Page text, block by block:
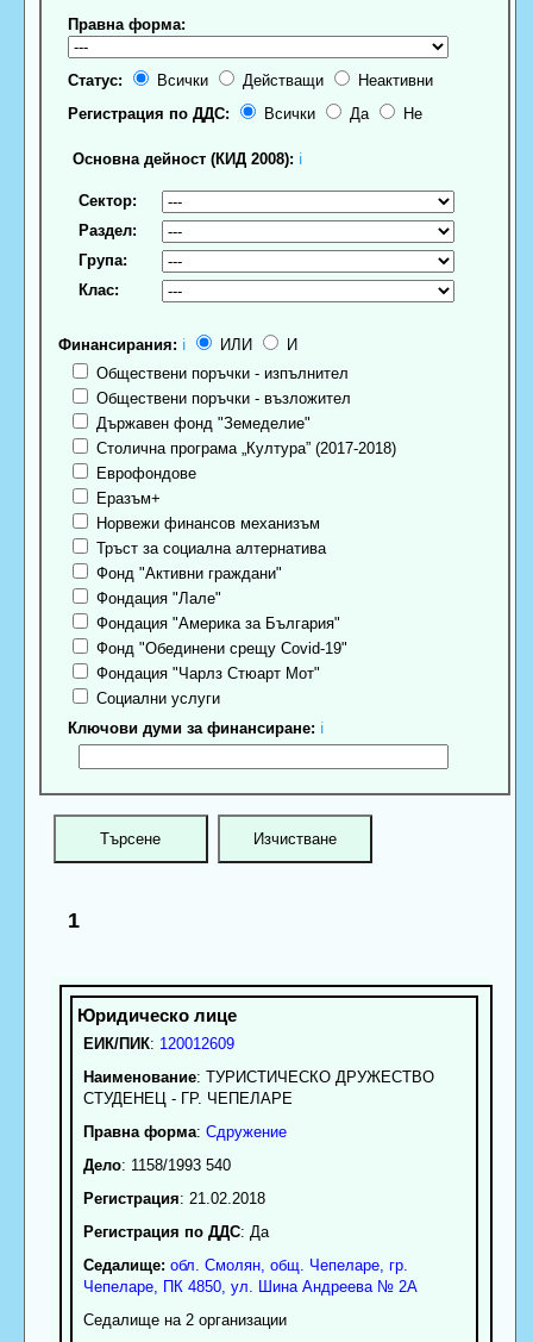
Правна форма:
Статус: Всички Действащи
Неактивни
Регистрация по ДДС:
Всички Да Не
Основна дейност (КИД 2008): ℹ
Сектор:
Раздел:
Група:
Клас:
Финансирания: ℹ ИЛИ
И
Обществени поръчки - изпълнител
Обществени поръчки - възложител
Държавен фонд "Земеделие"
Столична програма „Култура” (2017-2018)
Еврофондове
Еразъм+
Норвежи финансов механизъм
Тръст за социална алтернатива
Фонд "Активни граждани"
Фондация "Лале"
Фондация "Америка за България"
Фонд "Обединени срещу Covid-19"
Фондация "Чарлз Стюарт Мот"
Социални услуги
Ключови думи за финансиране: ℹ
1
ЕИК/ПИК: 120012609
Наименование: ТУРИСТИЧЕСКО ДРУЖЕСТВО
СТУДЕНЕЦ - ГР. ЧЕПЕЛАРЕ
Правна форма: Сдружение
Дело: 1158/1993 540
Регистрация: 21.02.2018
Регистрация по ДДС: Да
Седалище: обл. Смолян, общ. Чепеларе, гр.
Чепеларе, ПК 4850, ул. Шина Андреева № 2А
Седалище на 2 организации